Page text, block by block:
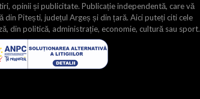
opinii și publicitate. Publicație independentă, care vă
din Pitești, județul Argeș și din țară. Aici puteți citi cele
din politică, administrație, economie, cultură sau sport.